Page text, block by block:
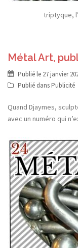
triptyque,
Métal Art,
Publié le 27 janvier
Publié dans Publicité
Quand Djaymes,
avec un numéro qui